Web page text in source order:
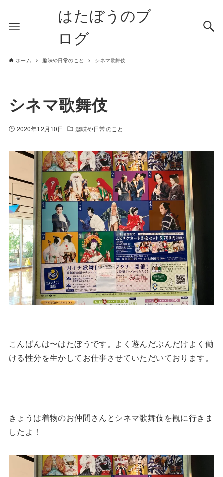
はたぼうのブ
ログ
ホーム 趣味や日常のこと シネマ歌舞伎
シネマ歌舞伎
2020年12月10日 趣味や日常のこと
こんばんは〜はたぼうです。よく遊んだぶんだけよく働
ける性分を生かしてお仕事させていただいております。
きょうは着物のお仲間さんとシネマ歌舞伎を観に行きま
したよ！